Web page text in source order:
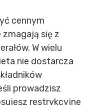
cennym
się z
W wielu
nie dostarcza
prowadzisz
restrykcyjne